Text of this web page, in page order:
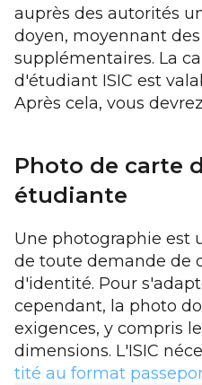
auprès des autorités
doyen, moyennant des
supplémentaires. La
d'étudiant ISIC est
Après cela, vous
Photo de carte
étudiante
Une photographie est
de toute demande de
d'identité. Pour
cependant, la photo
exigences, y compris
dimensions. L'ISIC
tité au format